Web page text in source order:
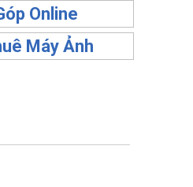
Online
Máy Ảnh